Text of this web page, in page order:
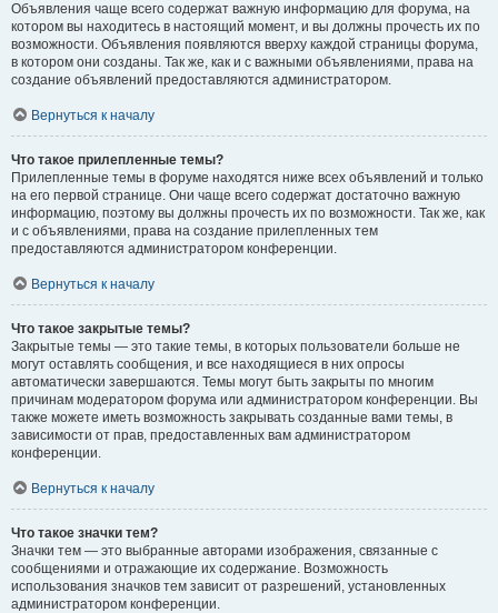
Объявления чаще всего содержат важную информацию для форума, на
котором вы находитесь в настоящий момент, и вы должны прочесть их по
возможности. Объявления появляются вверху каждой страницы форума,
в котором они созданы. Так же, как и с важными объявлениями, права на
создание объявлений предоставляются администратором.
Вернуться к началу
Что такое прилепленные темы?
Прилепленные темы в форуме находятся ниже всех объявлений и только
на его первой странице. Они чаще всего содержат достаточно важную
информацию, поэтому вы должны прочесть их по возможности. Так же, как
и с объявлениями, права на создание прилепленных тем
предоставляются администратором конференции.
Вернуться к началу
Что такое закрытые темы?
Закрытые темы — это такие темы, в которых пользователи больше не
могут оставлять сообщения, и все находящиеся в них опросы
автоматически завершаются. Темы могут быть закрыты по многим
причинам модератором форума или администратором конференции. Вы
также можете иметь возможность закрывать созданные вами темы, в
зависимости от прав, предоставленных вам администратором
конференции.
Вернуться к началу
Что такое значки тем?
Значки тем — это выбранные авторами изображения, связанные с
сообщениями и отражающие их содержание. Возможность
использования значков тем зависит от разрешений, установленных
администратором конференции.